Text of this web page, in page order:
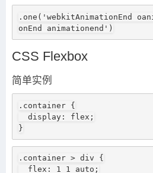
.one('webkitAnimationEnd
onEnd animationend')
CSS Flexbox
简单实例
.container {
}
.container > div {